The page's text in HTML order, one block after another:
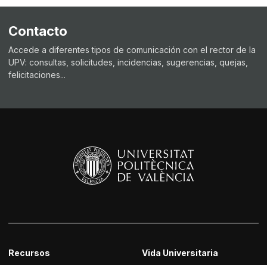
Contacto
Accede a diferentes tipos de comunicación con el rector de la
UPV: consultas, solicitudes, incidencias, sugerencias, quejas,
felicitaciones...
Recursos Vida Universitaria